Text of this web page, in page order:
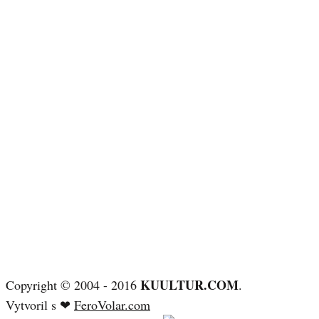
Copyright © 2004 - 2016 KUULTUR.COM.
Vytvoril s ❤ FeroVolar.com